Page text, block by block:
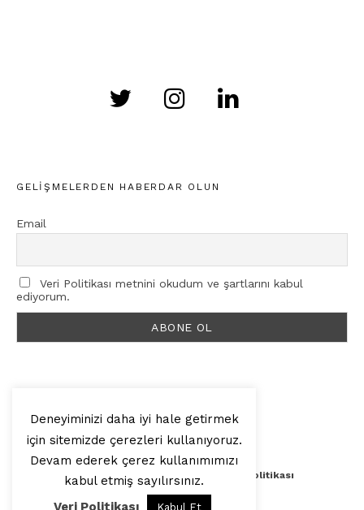
GELIŞMELERDEN HABERDAR OLUN
Email
Veri Politikası metnini okudum ve şartlarını kabul
ediyorum.
© 2025, Artilop
Künye Yazar Başvurusu Veri Politikası
Deneyiminizi daha iyi hale getirmek
için sitemizde çerezleri kullanıyoruz.
Devam ederek çerez kullanımımızı
kabul etmiş sayılırsınız.
Veri Politikası
Kabul Et